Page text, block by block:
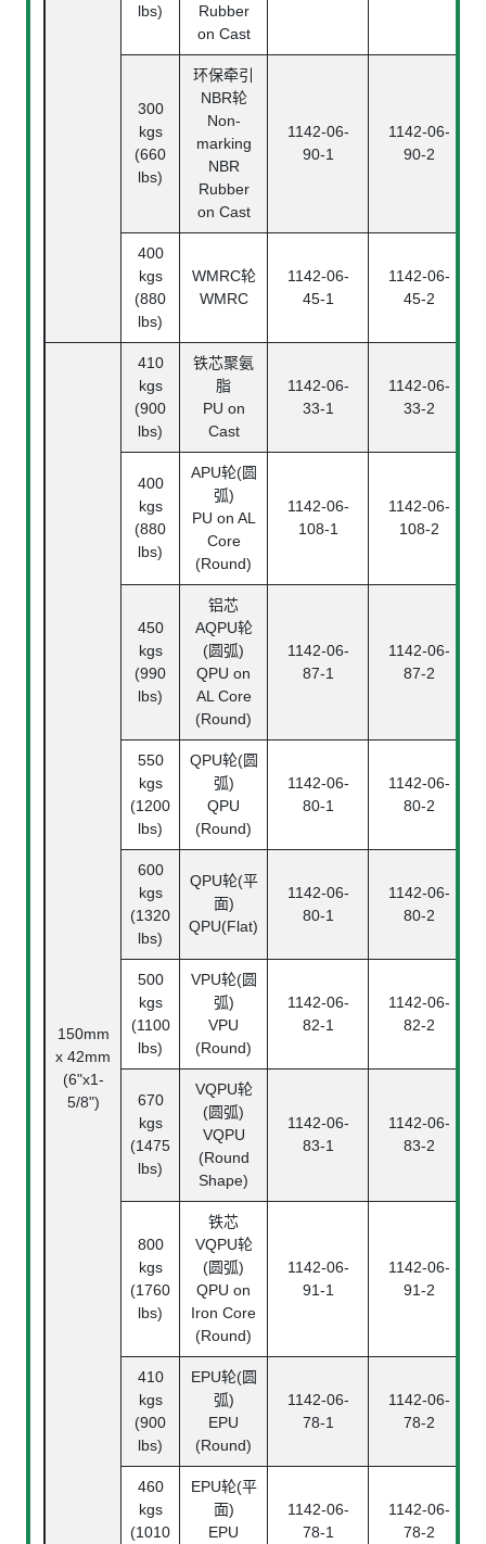
lbs)
Rubber
on Cast
300
kgs
(660
lbs)
环保牵引
NBR轮
Non-
marking
NBR
Rubber
on Cast
1142-06-
90-1
1142-06-
90-2
400
kgs
(880
lbs)
WMRC轮
WMRC
1142-06-
45-1
1142-06-
45-2
150mm
x 42mm
(6"x1-
5/8")
410
kgs
(900
lbs)
铁芯聚氨
脂
PU on
Cast
1142-06-
33-1
1142-06-
33-2
400
kgs
(880
lbs)
APU轮(圆
弧)
PU on AL
Core
(Round)
1142-06-
108-1
1142-06-
108-2
450
kgs
(990
lbs)
铝芯
AQPU轮
(圆弧)
QPU on
AL Core
(Round)
1142-06-
87-1
1142-06-
87-2
550
kgs
(1200
lbs)
QPU轮(圆
弧)
QPU
(Round)
1142-06-
80-1
1142-06-
80-2
600
kgs
(1320
lbs)
QPU轮(平
面)
QPU(Flat)
1142-06-
80-1
1142-06-
80-2
500
kgs
(1100
lbs)
VPU轮(圆
弧)
VPU
(Round)
1142-06-
82-1
1142-06-
82-2
670
kgs
(1475
lbs)
VQPU轮
(圆弧)
VQPU
(Round
Shape)
1142-06-
83-1
1142-06-
83-2
800
kgs
(1760
lbs)
铁芯
VQPU轮
(圆弧)
QPU on
Iron Core
(Round)
1142-06-
91-1
1142-06-
91-2
410
kgs
(900
lbs)
EPU轮(圆
弧)
EPU
(Round)
1142-06-
78-1
1142-06-
78-2
460
kgs
(1010
EPU轮(平
面)
EPU
1142-06-
78-1
1142-06-
78-2